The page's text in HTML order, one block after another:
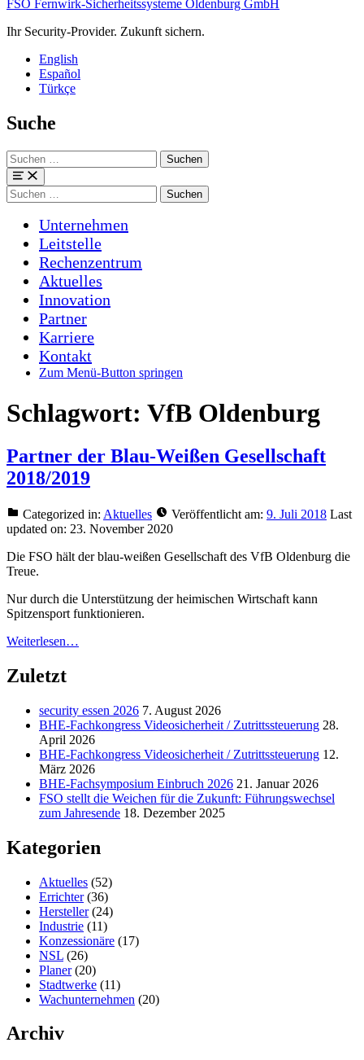
FSO Fernwirk-Sicherheitssysteme Oldenburg GmbH
Ihr Security-Provider. Zukunft sichern.
English
Español
Türkçe
Suche
Suchen
nach:
Menü
Suchen
nach:
Unternehmen
Leitstelle
Rechenzentrum
Aktuelles
Innovation
Partner
Karriere
Kontakt
Zum Menü-Button springen
Schlagwort: VfB Oldenburg
Partner der Blau-Weißen Gesellschaft
2018/2019
Categorized in: Aktuelles Veröffentlicht am: 9. Juli 2018 Last
updated on: 23. November 2020
Die FSO hält der blau-weißen Gesellschaft des VfB Oldenburg die
Treue.
Nur durch die Unterstützung der heimischen Wirtschaft kann
Spitzensport funktionieren.
Weiterlesen…
Zuletzt
security essen 2026 7. August 2026
BHE-Fachkongress Videosicherheit / Zutrittssteuerung 28.
April 2026
BHE-Fachkongress Videosicherheit / Zutrittssteuerung 12.
März 2026
BHE-Fachsymposium Einbruch 2026 21. Januar 2026
FSO stellt die Weichen für die Zukunft: Führungswechsel
zum Jahresende 18. Dezember 2025
Kategorien
Aktuelles (52)
Errichter(36)
Hersteller(24)
Industrie (11)
Konzessionäre (17)
NSL (26)
Planer(20)
Stadtwerke (11)
Wachunternehmen (20)
Archiv